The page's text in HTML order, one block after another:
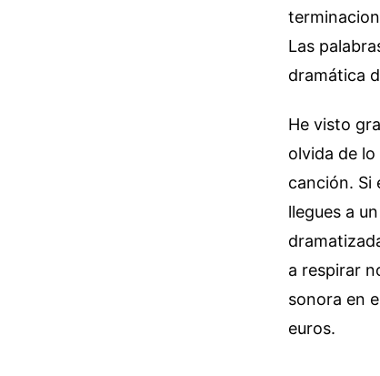
Las
dramática
He visto
olvida de
canción. Si
llegues a
a respirar
sonora en
euros.